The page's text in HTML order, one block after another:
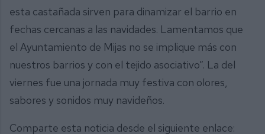
esta castañada sirven para dinamizar el barrio en
fechas cercanas a las navidades. Lamentamos que
el Ayuntamiento de Mijas no se implique más con
nuestros barrios y con el tejido asociativo”. La del
viernes fue una jornada muy festiva con olores,
sabores y sonidos muy navideños.
Comparte esta noticia desde el siguiente enlace: